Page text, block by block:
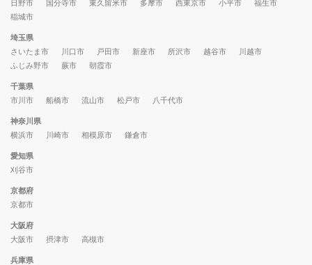
日野市
国分寺市 東久留米市 多摩市 西東京市 小平市
福生市
稲城市
埼玉県
さいたま市
川口市 戸田市 新座市 所沢市 越谷市
川越市
ふじみ野市
蕨市 朝霞市
千葉県
市川市
船橋市 流山市 松戸市 八千代市
神奈川県
横浜市
川崎市 相模原市 鎌倉市
愛知県
刈谷市
京都府
京都市
大阪府
大阪市
摂津市 高槻市
兵庫県